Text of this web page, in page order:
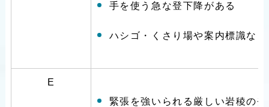
手を使う急な登下降がある
ハシゴ・くさり場や案内標識な
E
緊張を強いられる厳しい岩稜の